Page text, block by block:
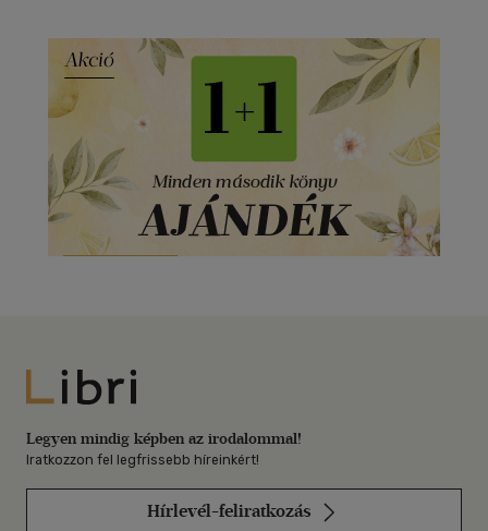
Libri
Legyen mindig képben az irodalommal!
Iratkozzon fel legfrissebb híreinkért!
Hírlevél-feliratkozás